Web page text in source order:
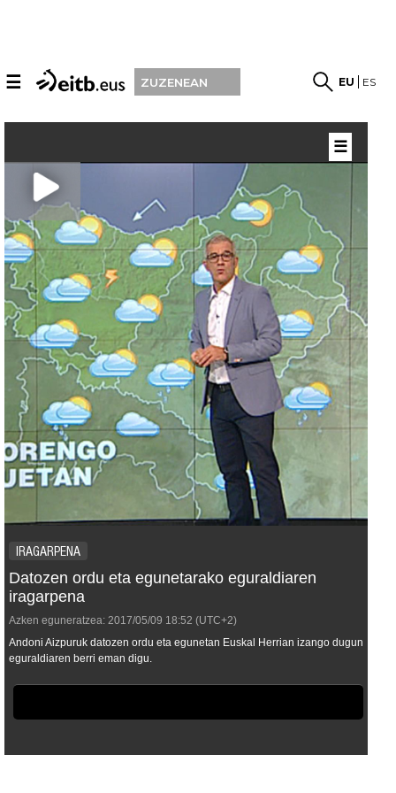
☰ ZUZENEAN EU ES
IRAGARPENA
Datozen ordu eta egunetarako eguraldiaren
iragarpena
Azken eguneratzea: 2017/05/09 18:52 (UTC+2)
Andoni Aizpuruk datozen ordu eta egunetan Euskal Herrian izango dugun
eguraldiaren berri eman digu.
☰